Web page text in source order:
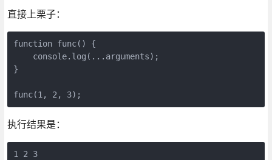
直接上栗子：
function func() {
    console.log(...arguments);
}
func(1, 2, 3);
执行结果是：
1 2 3